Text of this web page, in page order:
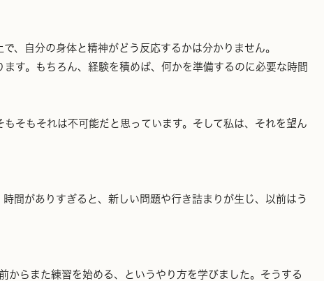
、自分の身体と精神がどう反応するかは分かりません。
す。もちろん、経験を積めば、何かを準備するのに必要な時間
そもそれは不可能だと思っています。そして私は、それを望ん
間がありすぎると、新しい問題や行き詰まりが生じ、以前はう
らまた練習を始める、というやり方を学びました。そうする